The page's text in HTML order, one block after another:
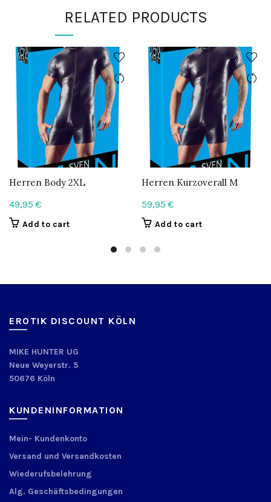
RELATED PRODUCTS
Herren Body 2XL
49,95 €
Add to cart
Herren Kurzoverall M
59,95 €
Add to cart
EROTIK DISCOUNT KÖLN
MIKE HUNTER UG
Neue Weyerstr. 5
50676 Köln
KUNDENINFORMATION
Mein- Kundenkonto
Versand und Versandkosten
Wiederufsbelehrung
Alg. Geschäftsbedingungen